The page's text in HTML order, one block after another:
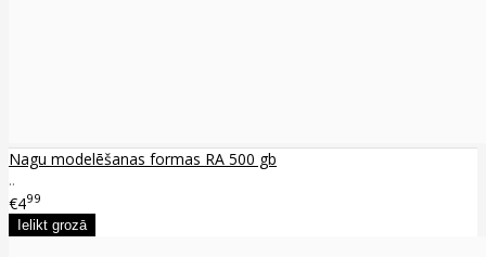
Nagu modelēšanas formas RA 500 gb
..
€499